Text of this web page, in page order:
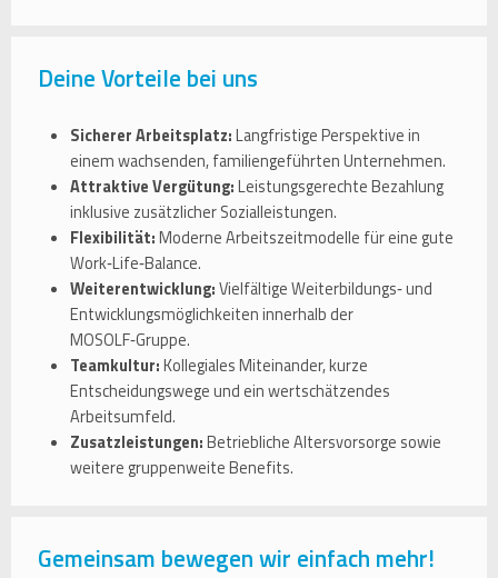
Deine Vorteile bei uns
Sicherer Arbeitsplatz:Langfristige Perspektive in
einem wachsenden, familiengeführten Unternehmen.
Attraktive Vergütung:Leistungsgerechte Bezahlung
inklusive zusätzlicher Sozialleistungen.
Flexibilität:Moderne Arbeitszeitmodelle für eine gute
Work‑Life‑Balance.
Weiterentwicklung:Vielfältige Weiterbildungs‑ und
Entwicklungsmöglichkeiten innerhalb der
MOSOLF‑Gruppe.
Teamkultur:Kollegiales Miteinander, kurze
Entscheidungswege und ein wertschätzendes
Arbeitsumfeld.
Zusatzleistungen:Betriebliche Altersvorsorge sowie
weitere gruppenweite Benefits.
Gemeinsam bewegen wir einfach mehr!